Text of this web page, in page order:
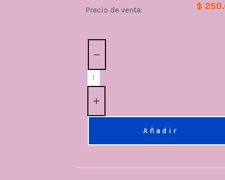
Precio de venta: $
Añadir